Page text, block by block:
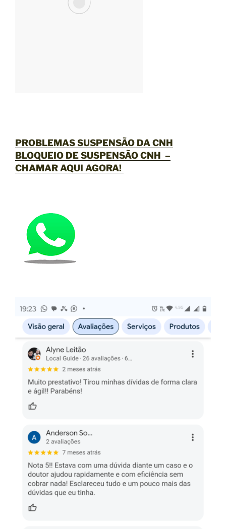
PROBLEMAS SUSPENSÃO DA CNH
BLOQUEIO DE SUSPENSÃO CNH –
CHAMAR AQUI AGORA!